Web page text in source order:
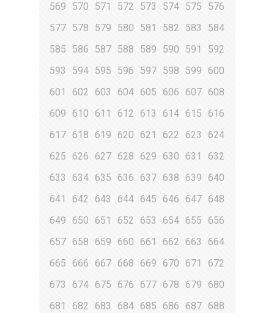
569
570 571 572 573 574 575
576
577 578 579 580 581 582 583
584
585
586 587 588 589 590 591
592
593
594 595 596 597 598 599
600
601
602 603 604 605 606 607 608
609
610 611 612 613 614 615
616
617 618 619 620 621 622 623
624
625
626 627 628 629 630 631
632
633
634 635 636 637 638 639 640
641
642 643 644 645 646 647 648
649
650 651 652 653 654 655 656
657 658 659 660 661 662 663
664
665
666 667 668 669 670 671
672
673
674 675 676 677 678 679
680
681
682 683 684 685 686 687 688